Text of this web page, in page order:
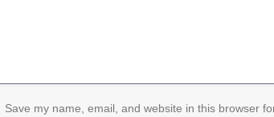
Save my name, email, and website in this browser